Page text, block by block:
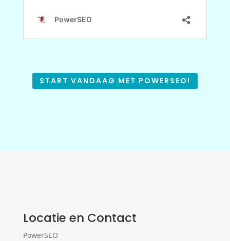
START VANDAAG MET POWERSEO!
Locatie en Contact
PowerSEO